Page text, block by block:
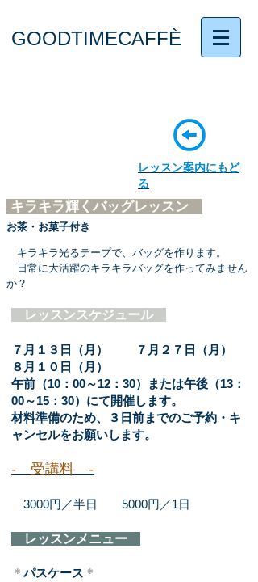
GOODTIMECAFFÈ
レッスン案内にもど
る
キラキラ輝くバッグレッスン
お茶・お菓子付き
キラキラ光るテープで、バッグを作ります。
日常に大活躍のキラキラバッグを作ってみません
か？
レッスンスケジュール
７月１３日（月） ７月２７日（月）
８月１０日（月）
午前（10：00～12：30）または午後 （13：
00～15：30） にて開催します。
材料準備のため、３日前までのご予約・キ
ャンセルをお願いします。
‐ 受講料 ‐
3000円／半日 5000円／1日
レッスンメニュー
＊パスケース ＊